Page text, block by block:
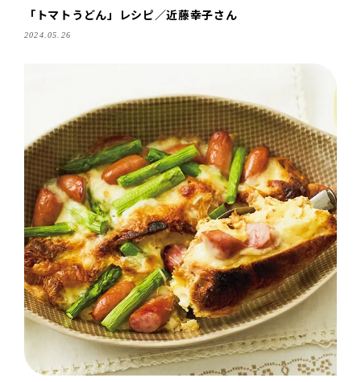
「トマトうどん」レシピ／近藤幸子さん
2024.05.26